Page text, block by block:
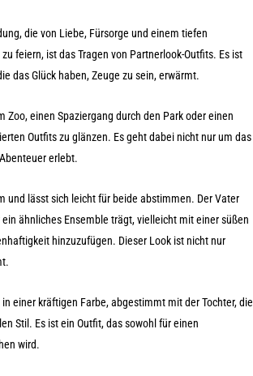
die von Liebe, Fürsorge und einem tiefen
feiern, ist das Tragen von Partnerlook-Outfits. Es ist
das Glück haben, Zeuge zu sein, erwärmt.
einen Spaziergang durch den Park oder einen
Outfits zu glänzen. Es geht dabei nicht nur um das
erlebt.
und lässt sich leicht für beide abstimmen. Der Vater
ähnliches Ensemble trägt, vielleicht mit einer süßen
hinzuzufügen. Dieser Look ist nicht nur
einer kräftigen Farbe, abgestimmt mit der Tochter, die
Stil. Es ist ein Outfit, das sowohl für einen
wird.